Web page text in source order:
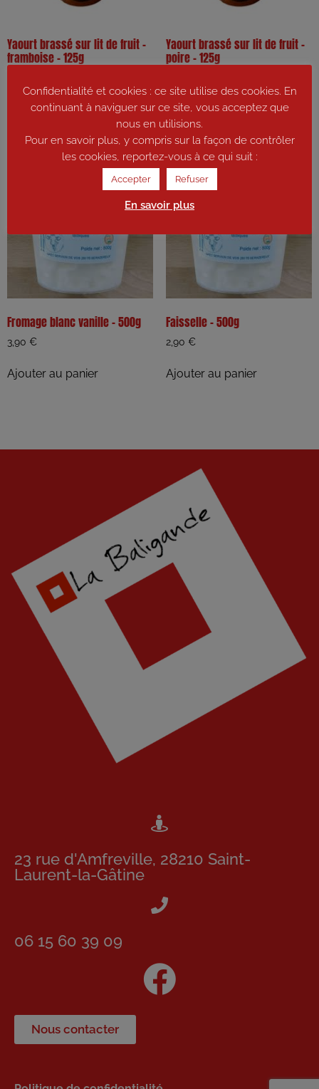
Yaourt brassé sur lit de fruit –
framboise – 125g
Ajouter au panier
Yaourt brassé sur lit de fruit –
poire – 125g
Ajouter au panier
Fromage blanc vanille – 500g
3,90 €
Ajouter au panier
Faisselle – 500g
2,90 €
Ajouter au panier
23 rue d'Amfreville, 28210 Saint-
Laurent-la-Gâtine
06 15 60 39 09
Nous contacter
Confidentialité et cookies : ce site utilise des cookies. En
continuant à naviguer sur ce site, vous acceptez que
nous en utilisions.
Pour en savoir plus, y compris sur la façon de contrôler
les cookies, reportez-vous à ce qui suit :
Accepter Refuser
En savoir plus